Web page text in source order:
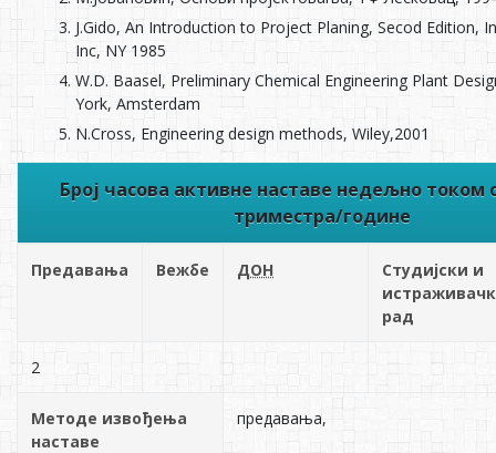
J.Gido, An Introduction to Project Planing, Secod Edition,
Inc, NY 1985
W.D. Baasel, Preliminary Chemical Engineering Plant
York, Amsterdam
N.Cross, Engineering design methods, Wiley,2001
Број часова активне наставе недељно током
триместра/године
Предавања Вежбе ДОН
Студијски и
рад
2
Методе извођења
наставе
предавања,